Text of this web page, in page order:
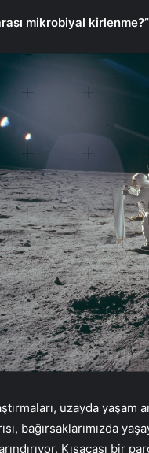
mikrobiyal kirlenme?”
uzayda yaşam
bağırsaklarımızda
Kısacası bir